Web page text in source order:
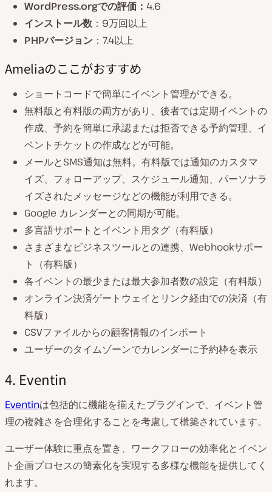
WordPress.orgでの評価： 4.6
インストール数 ：9万回以上
PHPバージョン ：7.4以上
Ameliaのここがおすすめ
ショートコードで簡単にイベント管理ができる。
無料版と有料版の両方があり、後者では定期イベントの
作成、予約を簡単に承認または拒否できる予約管理、イ
ベントチケットの作成などが可能。
メールとSMS通知は無料。有料版では通知のカスタマ
イズ、フォローアップ、スケジュール通知、パーソナラ
イズされたメッセージなどの機能が利用できる。
Google カレンダーとの同期が可能。
多言語サポートとイベント用タグ（有料版）
さまざまなビジネスツールとの連携、Webhookサポー
ト（有料版）
各イベントの最少または最大参加者数の設定（有料版）
オンライン決済ゲートウェイとリンク経由での決済（有
料版）
CSVファイルからの顧客情報のインポート
ユーザーのタイムゾーンでカレンダーに予約枠を表示
4. Eventin
Eventinは包括的に機能を揃えたプラグインで、イベント管
理の複雑さを合理化することを考慮して構築されています。
ユーザー体験に重点を置き、ワークフローの効率化とイベン
ト企画プロセスの簡素化を実現する多様な機能を提供してく
れます。